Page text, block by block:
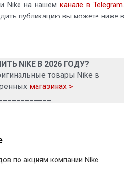
Nike на нашем канале в Telegram.
публикацию вы можете ниже в
NIKE В 2026 ГОДУ?
товары Nike в
магазинах >
по акциям компании Nike